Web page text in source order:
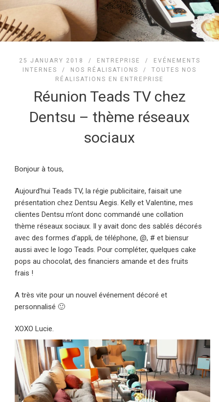
25 JANUARY 2018 / ENTREPRISE /
EVÉNEMENTS
INTERNES
/ NOS RÉALISATIONS / TOUTES NOS
RÉALISATIONS EN ENTREPRISE
Réunion Teads TV chez
Dentsu – thème réseaux
sociaux
Bonjour à tous,
Aujourd’hui Teads TV, la régie publicitaire, faisait une
présentation chez Dentsu Aegis. Kelly et Valentine, mes
clientes Dentsu m’ont donc commandé une collation
thème réseaux sociaux. Il y avait donc des sablés décorés
avec des formes d’appli, de téléphone, @, # et biensur
aussi avec le logo Teads. Pour compléter, quelques cake
pops au chocolat, des financiers amande et des fruits
frais !
A très vite pour un nouvel événement décoré et
personnalisé 🙂
XOXO Lucie.